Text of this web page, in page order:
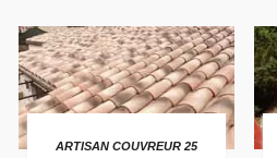
ARTISAN COUVREUR 25